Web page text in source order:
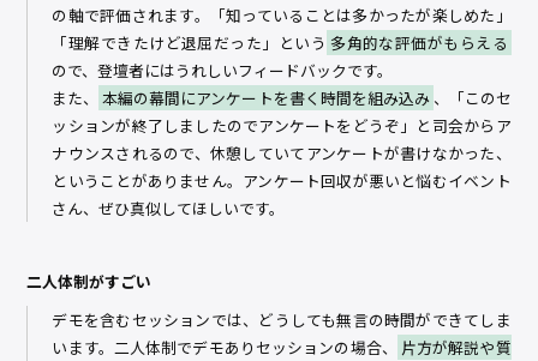
の軸で評価されます。「知っていることは多かったが楽しめた」
「理解できたけど退屈だった」という 多角的な評価がもらえる
ので、登壇者にはうれしいフィードバックです。
また、
本編の幕間にアンケートを書く時間を組み込み 、「このセ
ッションが終了しましたのでアンケートをどうぞ」と司会からア
ナウンスされるので、休憩していてアンケートが書けなかった、
ということがありません。アンケート回収が悪いと悩むイベント
さん、ぜひ真似してほしいです。
二人体制がすごい
デモを含むセッションでは、どうしても無言の時間ができてしま
います。二人体制でデモありセッションの場合、
片方が解説や質